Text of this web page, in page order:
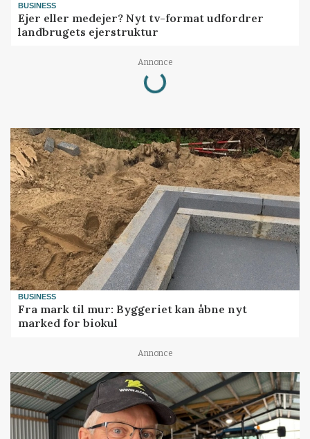
BUSINESS
Ejer eller medejer? Nyt tv-format udfordrer
landbrugets ejerstruktur
Annonce
Loading...
BUSINESS
Fra mark til mur: Byggeriet kan åbne nyt
marked for biokul
Annonce